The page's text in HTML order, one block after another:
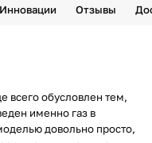
Инновации Отзывы
всего обусловлен тем,
именно газ в
довольно просто,